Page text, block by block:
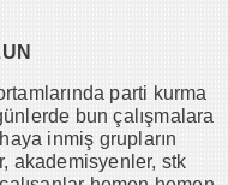
parti kurma
bun çalışmalara
inmiş grupların
akademisyenler, stk